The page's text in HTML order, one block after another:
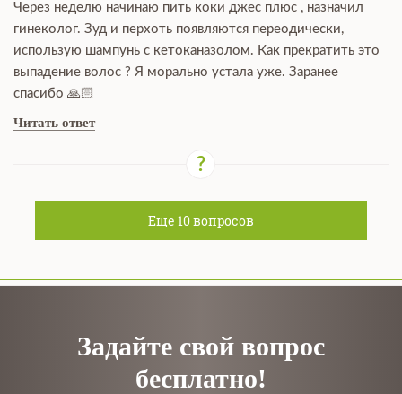
Через неделю начинаю пить коки джес плюс , назначил
гинеколог. Зуд и перхоть появляются переодически,
использую шампунь с кетоканазолом. Как прекратить это
выпадение волос ? Я морально устала уже. Заранее
спасибо 🙏🏻
Читать ответ
Еще 10вопросов
Задайте свой вопрос
бесплатно!